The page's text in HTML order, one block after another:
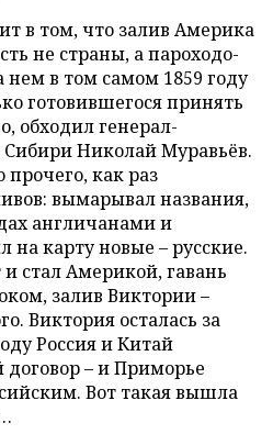
в том, что залив Америка
не страны, а пароходо-
нем в том самом 1859 году
готовившегося принять
обходил генерал-
Сибири Николай Муравьёв.
как раз
вымарывал названия,
англичанами и
на карту новые – русские.
стал Америкой, гавань
залив Виктории –
Виктория осталась за
Россия и Китай
– и Приморье
Вот такая вышла